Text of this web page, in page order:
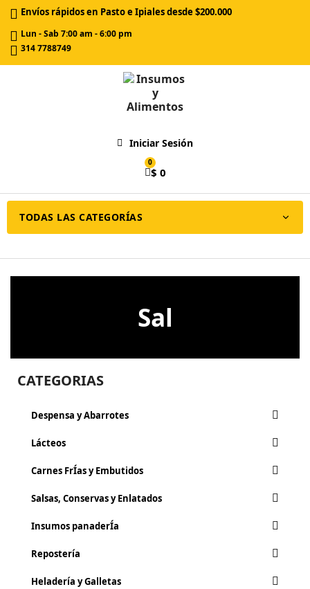
Envíos rápidos en Pasto e Ipiales desde $200.000
Lun - Sab 7:00 am - 6:00 pm
314 7788749
Iniciar Sesión
$ 0
TODAS LAS CATEGORÍAS
Sal
CATEGORIAS
Despensa y Abarrotes
Lácteos
Carnes FrÍ­as y Embutidos
Salsas, Conservas y Enlatados
Insumos panaderÍa
Repostería
Heladería y Galletas